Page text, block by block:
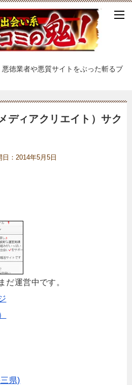
徳業者や悪質サイトをぶった斬るブ
ディアクリエイト）サク
： 2014年5月5日
運営中です。
県)